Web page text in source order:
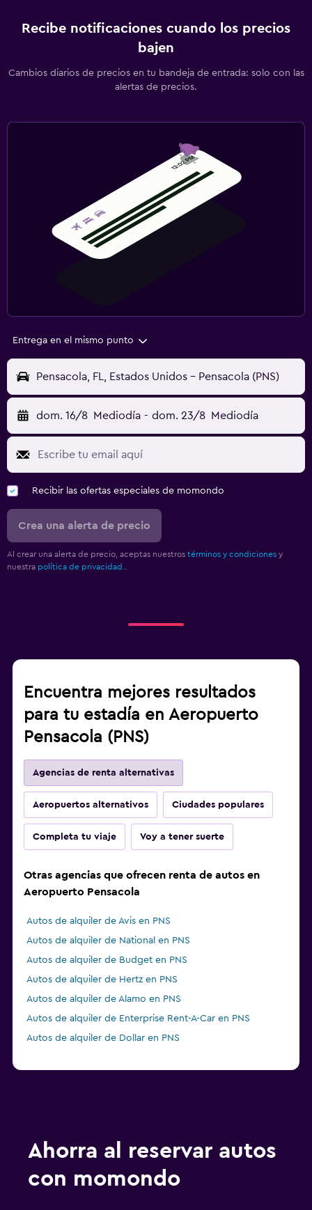
Recibe notificaciones cuando los precios
bajen
Cambios diarios de precios en tu bandeja de entrada: solo con las
alertas de precios.
Entrega en el mismo punto
Pensacola, FL, Estados Unidos - Pensacola (PNS)
dom. 16/8 Mediodía - dom. 23/8 Mediodía
Recibir las ofertas especiales de momondo
Crea una alerta de precio
Al crear una alerta de precio, aceptas nuestros términos y condiciones y
nuestra política de privacidad..
Encuentra mejores resultados
para tu estadía en Aeropuerto
Pensacola (PNS)
Agencias de renta alternativas
Aeropuertos alternativos Ciudades populares
Completa tu viaje Voy a tener suerte
Otras agencias que ofrecen renta de autos en
Aeropuerto Pensacola
Autos de alquiler de Avis en PNS
Autos de alquiler de National en PNS
Autos de alquiler de Budget en PNS
Autos de alquiler de Hertz en PNS
Autos de alquiler de Alamo en PNS
Autos de alquiler de Enterprise Rent-A-Car en PNS
Autos de alquiler de Dollar en PNS
Ahorra al reservar autos
con momondo